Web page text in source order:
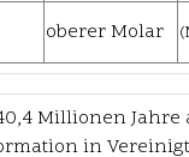
oberer Molar
Millionen Jahre
in